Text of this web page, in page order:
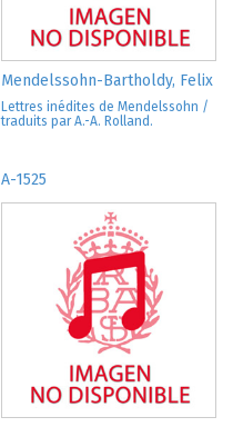
Mendelssohn-Bartholdy, Felix
Lettres inédites de Mendelssohn /
traduits par A.-A. Rolland.
A-1525